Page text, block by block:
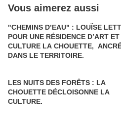
Vous aimerez aussi
"CHEMINS D’EAU" : LOUÏSE LETT
POUR UNE RÉSIDENCE D’ART ET
CULTURE LA CHOUETTE,
DANS LE TERRITOIRE.
LES NUITS DES FORÊTS : LA
CHOUETTE DÉCLOISONNE LA
CULTURE.